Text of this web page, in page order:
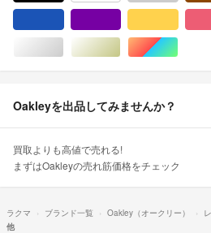
シルバー/銀色系ゴールド/金色系マルチ
Oakleyを出品してみませんか？
買取よりも高値で売れる!
まずはOakleyの売れ筋価格をチェック
ラクマ ブランド一覧 Oakley（オークリー）
他